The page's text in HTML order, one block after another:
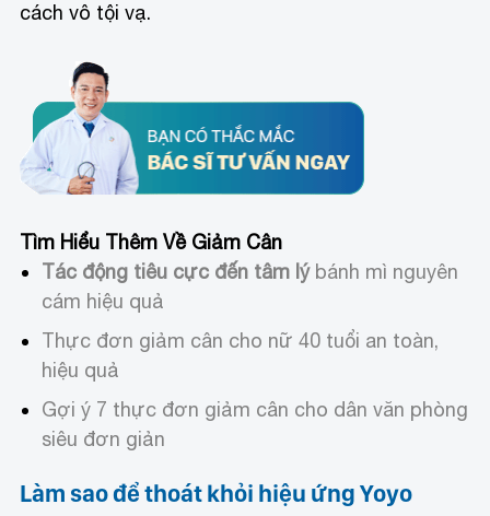
cách vô tội vạ.
Tìm Hiểu Thêm Về Giảm Cân
Tác động tiêu cực đến tâm lýbánh mì nguyên
cám hiệu quả
Thực đơn giảm cân cho nữ 40 tuổi an toàn,
hiệu quả
Gợi ý 7 thực đơn giảm cân cho dân văn phòng
siêu đơn giản
Làm sao để thoát khỏi hiệu ứng Yoyo